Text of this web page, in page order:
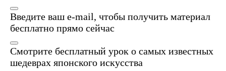
Введите ваш e-mail, чтобы получить материал
бесплатно прямо сейчас
Смотрите бесплатный урок о самых известных
шедеврах японского искусства